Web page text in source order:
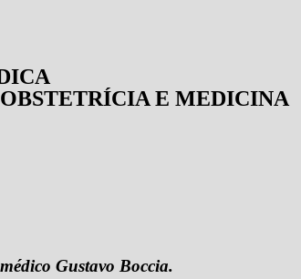
E MEDICINA
Gustavo Boccia.